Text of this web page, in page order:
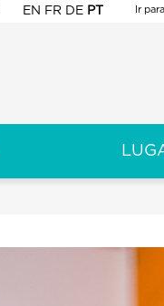
EN FR DE PT
Ir